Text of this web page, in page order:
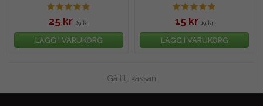
25 kr 29 kr
LÄGG I VARUKORG
15 kr 19 kr
LÄGG I VARUKORG
Gå till kassan